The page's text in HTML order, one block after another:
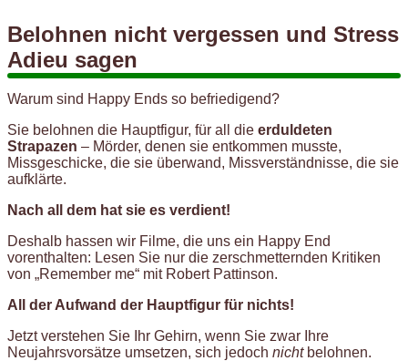
Belohnen nicht vergessen und Stress
Adieu sagen
Warum sind Happy Ends so befriedigend?
Sie belohnen die Hauptfigur, für all die erduldeten
Strapazen – Mörder, denen sie entkommen musste,
Missgeschicke, die sie überwand, Missverständnisse, die sie
aufklärte.
Nach all dem hat sie es verdient!
Deshalb hassen wir Filme, die uns ein Happy End
vorenthalten: Lesen Sie nur die zerschmetternden Kritiken
von „Remember me“ mit Robert Pattinson.
All der Aufwand der Hauptfigur für nichts!
Jetzt verstehen Sie Ihr Gehirn, wenn Sie zwar Ihre
Neujahrsvorsätze umsetzen, sich jedoch nicht belohnen.